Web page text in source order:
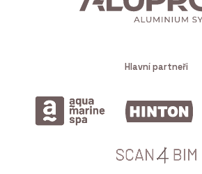
Hlavní partneři